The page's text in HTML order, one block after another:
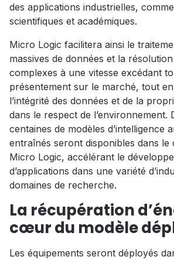
des applications industrielles,
scientifiques et académiques.
Micro Logic facilitera ainsi le
massives de données et la
complexes à une vitesse excédant
présentement sur le marché, tout
l’intégrité des données et de la
dans le respect de l’environnement.
centaines de modèles d’intelligence
entraînés seront disponibles dans le
Micro Logic, accélérant le
d’applications dans une variété
domaines de recherche.
La récupération
cœur du modèle
Les équipements seront déployés